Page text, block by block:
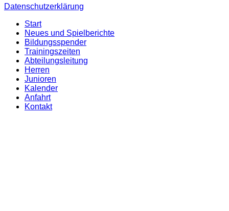
Datenschutzerklärung
Start
Neues und Spielberichte
Bildungsspender
Trainingszeiten
Abteilungsleitung
Herren
Junioren
Kalender
Anfahrt
Kontakt